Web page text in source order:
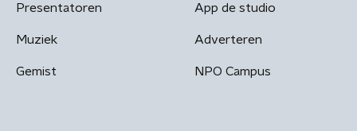
Presentatoren
Muziek
Gemist
App de studio
Adverteren
NPO Campus